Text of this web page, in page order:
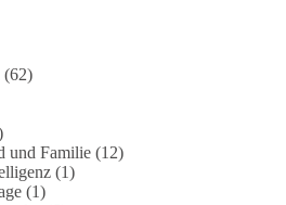
daran, wie sie ihn verhindert!
geheimplan-energiekrise-
auf-strommangel-ueber-
der-geheimplan-gegen-
zr-94423201.html?
(62)
und Familie (12)
(1)
(1)